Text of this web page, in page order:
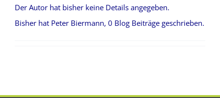
Der Autor hat bisher keine Details angegeben.
Bisher hat Peter Biermann, 0 Blog Beiträge geschrieben.